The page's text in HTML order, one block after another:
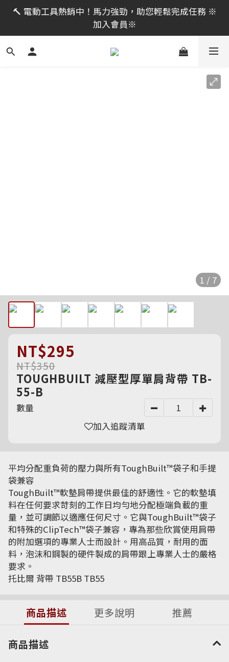
限時活動｜全館消費滿 NT$599 即享免運費，工具補貨
趁現在！立即逛活動商品
🔨 電動工具熱銷中！馬力強勁，助您輕鬆完成任務 ※
加入會員※
限時活動｜全館消費滿 NT$599 即享免運費，工具補貨
趁現在！立即逛活動商品
1 / 7
NT$295
NT$350
TOUGHBUILT 減壓型厚單肩背帶 TB-
55-B
數量
加入追蹤清單
平均分配重負荷的壓力與所有ToughBuilt™袋子和手提
袋兼容
ToughBuilt™軟墊肩帶提供最佳的舒適性。它的軟墊填
料在任何要求苛刻的工作日均勻地分配極端負載的重
量，並可調節以適應任何尺寸。它與ToughBuilt™袋子
和特殊的ClipTech™袋子兼容，專為那些欣賞使用肩帶
的附加選項的專業人士而設計。用高品質，耐用的面
料，泡沫和鋼製的硬件製成的肩帶跟上專業人士的嚴格
要求。
托比爾 背帶 TB55B TB55
商品描述 更多說明 推薦
商品描述